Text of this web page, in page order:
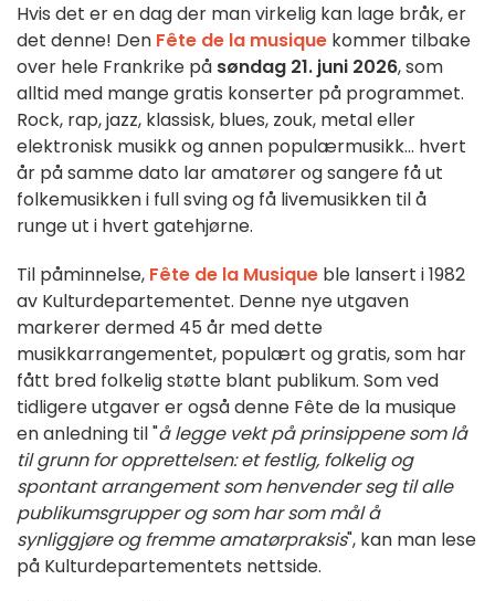
Hvis det er en dag der man virkelig kan lage bråk, er
det denne! Den Fête de la musique kommer tilbake
over hele Frankrike på søndag 21. juni 2026, som
alltid med mange gratis konserter på programmet.
Rock, rap, jazz, klassisk, blues, zouk, metal eller
elektronisk musikk og annen populærmusikk... hvert
år på samme dato lar amatører og sangere få ut
folkemusikken i full sving og få livemusikken til å
runge ut i hvert gatehjørne.
Til påminnelse, Fête de la Musique ble lansert i 1982
av Kulturdepartementet. Denne nye utgaven
markerer dermed 45 år med dette
musikkarrangementet, populært og gratis, som har
fått bred folkelig støtte blant publikum. Som ved
tidligere utgaver er også denne Fête de la musique
en anledning til "å legge vekt på prinsippene som lå
til grunn for opprettelsen: et festlig, folkelig og
spontant arrangement som henvender seg til alle
publikumsgrupper og som har som mål å
synliggjøre og fremme amatørpraksis", kan man lese
på Kulturdepartementets nettside.